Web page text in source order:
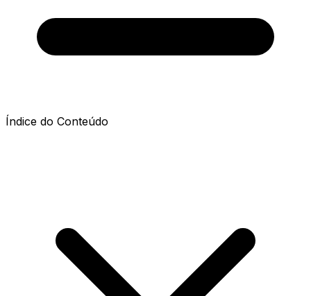
Índice do Conteúdo